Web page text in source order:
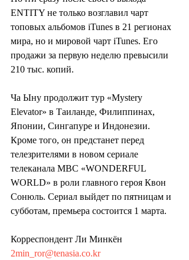
ENTITY не только возглавил чарт
топовых альбомов iTunes в 21 регионах
мира, но и мировой чарт iTunes. Его
продажи за первую неделю превысили
210 тыс. копий.
Ча Ыну продолжит тур «Mystery
Elevator» в Таиланде, Филиппинах,
Японии, Сингапуре и Индонезии.
Кроме того, он предстанет перед
телезрителями в новом сериале
телеканала MBC «WONDERFUL
WORLD» в роли главного героя Квон
Сонюль. Сериал выйдет по пятницам и
субботам, премьера состоится 1 марта.
Корреспондент Ли Минкён
2min_ror@tenasia.co.kr